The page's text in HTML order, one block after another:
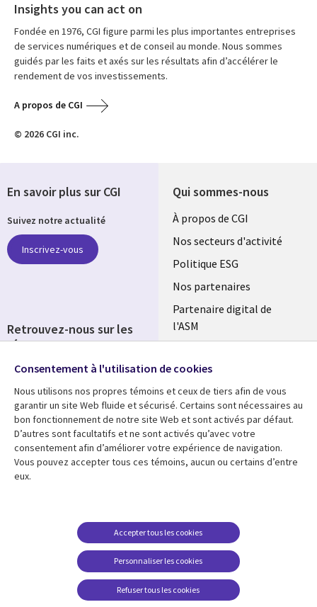
Insights you can act on
Fondée en 1976, CGI figure parmi les plus importantes entreprises
de services numériques et de conseil au monde. Nous sommes
guidés par les faits et axés sur les résultats afin d’accélérer le
rendement de vos investissements.
A propos de CGI
© 2026 CGI inc.
Qui sommes-nous
Useful
links
FRANCE
À propos de CGI
Nos secteurs d'activité
Politique ESG
Nos partenaires
Partenaire digital de
l'ASM
Fusions
Ressources
Library
Links
Articles
Blog
Support
Legal
Accessibilité
conditions juridiques
FAQ Carrières
Centre de gestion des
témoins
En savoir plus sur CGI
Suivez notre actualité
Inscrivez-vous
Retrouvez-nous sur les
réseaux
Social
Media
FRANCE
Consentement à l'utilisation de cookies
Nous utilisons nos propres témoins et ceux de tiers afin de vous
garantir un site Web fluide et sécurisé. Certains sont nécessaires au
bon fonctionnement de notre site Web et sont activés par défaut.
D’autres sont facultatifs et ne sont activés qu’avec votre
consentement afin d’améliorer votre expérience de navigation.
Vous pouvez accepter tous ces témoins, aucun ou certains d’entre
eux.
Personnaliser les cookies
Accepter tous les cookies
Refuser tous les cookies